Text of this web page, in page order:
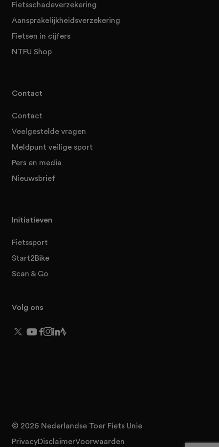
Fietsschadeverzekering
Aansprakelijkheidsverzekering
Fietsen in cijfers
NTFU Shop
Contact
Contact
Veelgestelde vragen
Meldpunt veilige sport
Pers en media
Nieuwsbrief
Initiatieven
Fietssport
Start2Bike
Scan & Go
Volg ons
© 2026 Nederlandse Toer Fiets Unie
PrivacyDisclaimerVoorwaarden